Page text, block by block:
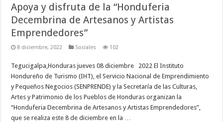
Apoya y disfruta de la “Honduferia
Decembrina de Artesanos y Artistas
Emprendedores”
8 diciembre, 2022 Sociales 102
Tegucigalpa,Honduras jueves 08 diciembre 2022 El Instituto
Hondureño de Turismo (IHT), el Servicio Nacional de Emprendimiento
y Pequeños Negocios (SENPRENDE) y la Secretaría de las Culturas,
Artes y Patrimonio de los Pueblos de Honduras organizan la
“Honduferia Decembrina de Artesanos y Artistas Emprendedores”,
que se realiza este 8 de diciembre en la …